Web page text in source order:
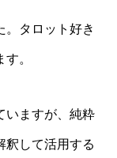
。タロット好き
。
いますが、純粋
釈して活用する